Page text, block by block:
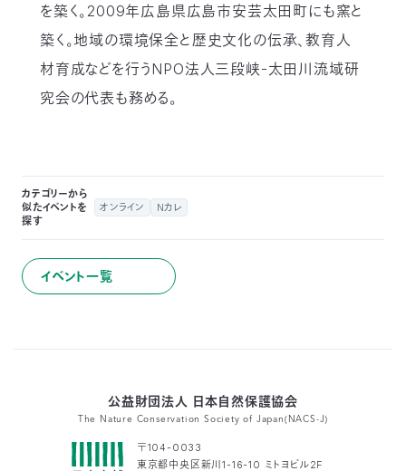
を築く。2009年広島県広島市安芸太田町にも窯と
築く。地域の環境保全と歴史文化の伝承、教育人
材育成などを行うNPO法人三段峡-太田川流域研
究会の代表も務める。
カテゴリーから
似たイベントを
探す
オンライン Nカレ
イベント一覧
公益財団法人 日本自然保護協会
The Nature Conservation Society of Japan(NACS-J)
〒104-0033
東京都中央区新川1-16-10 ミトヨビル2F